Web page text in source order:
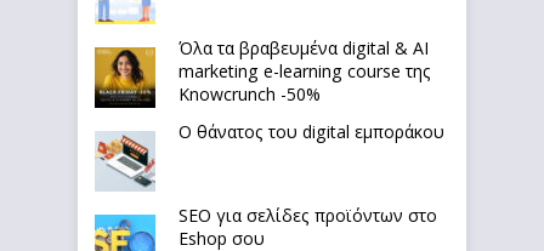
Όλα τα βραβευμένα digital & AI
marketing e-learning course της
Knowcrunch -50%
Ο θάνατος του digital εμποράκου
SEO για σελίδες προϊόντων στο
Eshop σου